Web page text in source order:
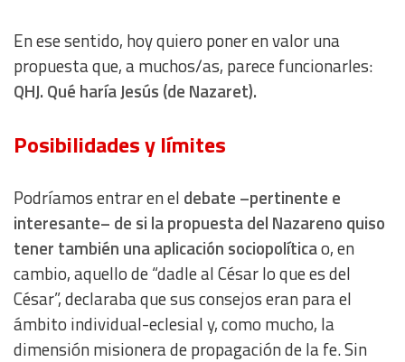
En ese sentido, hoy quiero poner en valor una
propuesta que, a muchos/as, parece funcionarles:
QHJ. Qué haría Jesús (de Nazaret).
Posibilidades y límites
Podríamos entrar en el debate –pertinente e
interesante– de si la propuesta del Nazareno quiso
tener también una aplicación sociopolíticao, en
cambio, aquello de “dadle al César lo que es del
César”, declaraba que sus consejos eran para el
ámbito individual-eclesial y, como mucho, la
dimensión misionera de propagación de la fe. Sin